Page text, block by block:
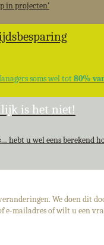
in projecten’
soms wel tot80%
is het niet!
hebt u wel eens berekend
We doen dit
e-mailadres of wilt u een